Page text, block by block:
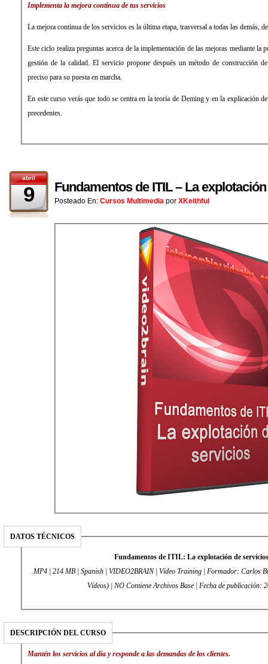
Implementa la mejora continua de tus servicios
La mejora continua de los servicios es la última etapa, trasversal a todas las demás,
Este ciclo realiza preguntas acerca de la implementación de las mejoras mediante la
gestión de la calidad. El servicio propone después un método de construcción
preciso para su puesta en marcha.
En este curso verás que todo se centra en la teoría de Deming y en la explicación
precedentes.
abril
9 Fundamentos de ITIL – La
Posteado En: Cursos Multimedia por XKeithful
DATOS TÉCNICOS
Fundamentos de ITIL: La explotación de servicios
.MP4 | 214 MB | Spanish | VIDEO2BRAIN | Vídeo Training | Formador: Carlos
Vídeos) | NO Contiene Archivos Base | Fecha de publicación:
DESCRIPCIÓN DEL CURSO
Mantén los servicios al día y responde a las demandas de los clientes.